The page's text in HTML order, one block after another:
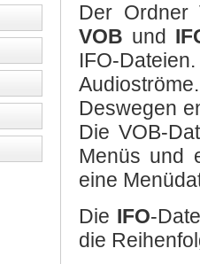
Der Ordner
VOB und
IFO-
Deswegen
Die VOB-
Menüs und
eine
Die IFO-
die